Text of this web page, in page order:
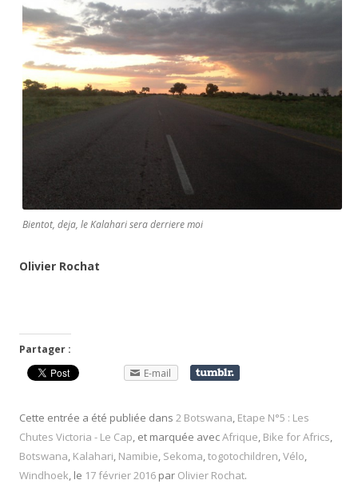
Bientot, deja, le Kalahari sera derriere moi
Olivier Rochat
Partager :
E-mail
Cette entrée a été publiée dans 2 Botswana, Etape N°5 : Les
Chutes Victoria - Le Cap, et marquée avecAfrique, Bike for Africs,
Botswana, Kalahari, Namibie, Sekoma,togotochildren,Vélo,
Windhoek, le 17 février 2016 par Olivier Rochat.